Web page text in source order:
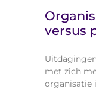
versus
met zich
organisatie